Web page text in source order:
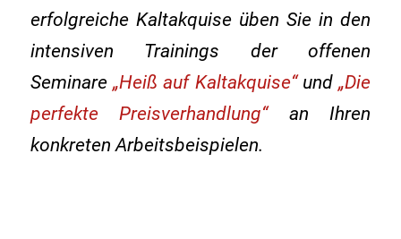
erfolgreiche Kaltakquise üben Sie in den
intensiven Trainings der offenen
Seminare „Heiß auf Kaltakquise“und„Die
perfekte Preisverhandlung“an Ihren
konkreten Arbeitsbeispielen.